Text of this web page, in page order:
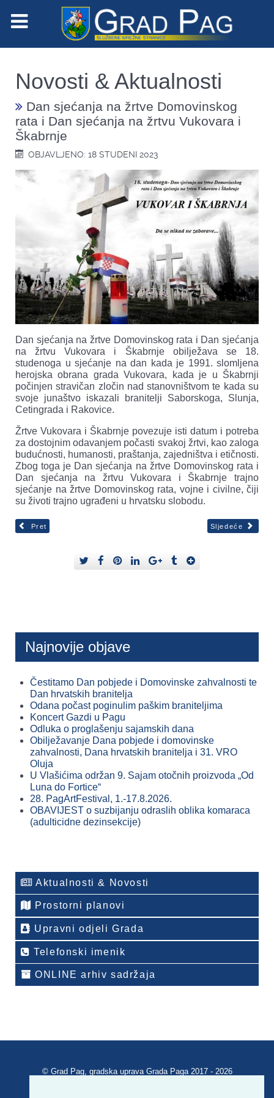
Novosti & Aktualnosti
Dan sjećanja na žrtve Domovinskog
rata i Dan sjećanja na žrtvu Vukovara i
Škabrnje
OBJAVLJENO: 18 STUDENI 2023
Dan sjećanja na žrtve Domovinskog rata i Dan sjećanja
na žrtvu Vukovara i Škabrnje obilježava se 18.
studenoga u sjećanje na dan kada je 1991. slomljena
herojska obrana grada Vukovara, kada je u Škabrnji
počinjen stravičan zločin nad stanovništvom te kada su
svoje junaštvo iskazali branitelji Saborskoga, Slunja,
Cetingrada i Rakovice.
Žrtve Vukovara i Škabrnje povezuje isti datum i potreba
za dostojnim odavanjem počasti svakoj žrtvi, kao zaloga
budućnosti, humanosti, praštanja, zajedništva i etičnosti.
Zbog toga je Dan sjećanja na žrtve Domovinskog rata i
Dan sjećanja na žrtvu Vukovara i Škabrnje trajno
sjećanje na žrtve Domovinskog rata, vojne i civilne, čiji
su životi trajno ugrađeni u hrvatsku slobodu.
Pret Sljedeće
Najnovije objave
Čestitamo Dan pobjede i Domovinske zahvalnosti te
Dan hrvatskih branitelja
Odana počast poginulim paškim braniteljima
Koncert Gazdi u Pagu
Odluka o proglašenju sajamskih dana
Obilježavanje Dana pobjede i domovinske
zahvalnosti, Dana hrvatskih branitelja i 31. VRO
Oluja
U Vlašićima održan 9. Sajam otočnih proizvoda „Od
Luna do Fortice“
28. PagArtFestival, 1.-17.8.2026.
OBAVIJEST o suzbijanju odraslih oblika komaraca
(adulticidne dezinsekcije)
Aktualnosti & Novosti
Prostorni planovi
Upravni odjeli Grada
Telefonski imenik
ONLINE arhiv sadržaja
© Grad Pag, gradska uprava Grada Paga 2017 - 2026